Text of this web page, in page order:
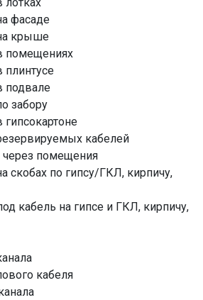
лотках
фасаде
крыше
помещениях
плинтусе
подвале
забору
кабелей
через помещения
скобах по гипсу/ГКЛ, кирпичу,
кабель на гипсе и ГКЛ, кирпичу,
кабеля